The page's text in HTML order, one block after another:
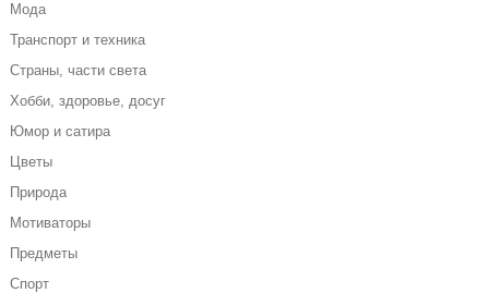
Мода
Транспорт и техника
Страны, части света
Хобби, здоровье, досуг
Юмор и сатира
Цветы
Природа
Мотиваторы
Предметы
Спорт